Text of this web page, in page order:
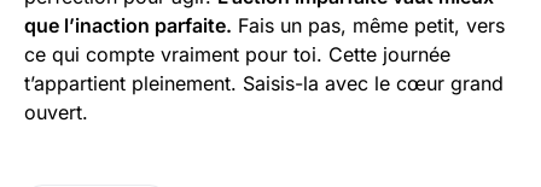
que l’inaction parfaite. Fais un pas, même petit, vers
ce qui compte vraiment pour toi. Cette journée
t’appartient pleinement. Saisis-la avec le cœur grand
ouvert.